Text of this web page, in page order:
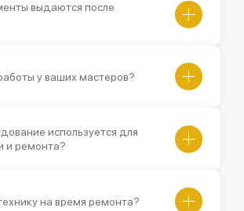
выдаются после
у ваших мастеров?
используется для
и ремонта?
на время ремонта?